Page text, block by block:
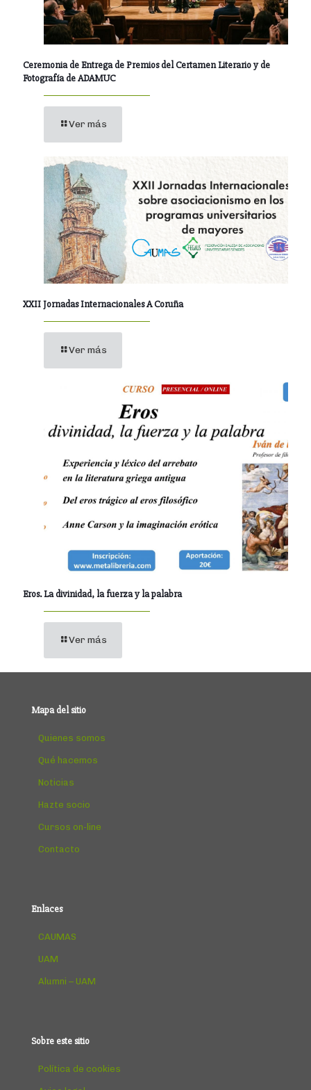
Ceremonia de Entrega de Premios del Certamen Literario y de
Fotografía de ADAMUC
Ver más
XXII Jornadas Internacionales A Coruña
Ver más
Eros. La divinidad, la fuerza y la palabra
Ver más
Mapa del sitio
Quienes somos
Qué hacemos
Noticias
Hazte socio
Cursos on-line
Contacto
Enlaces
CAUMAS
UAM
Alumni – UAM
Sobre este sitio
Política de cookies